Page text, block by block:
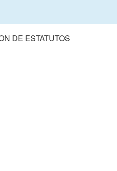
DE ESTATUTOS